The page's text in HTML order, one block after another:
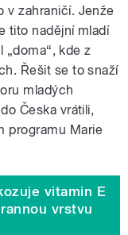
v zahraničí. Jenže
tito nadějní mladí
„doma“, kde z
Řešit se to snaží
mladých
Česka vrátili,
programu Marie
vitamin E
vrstvu